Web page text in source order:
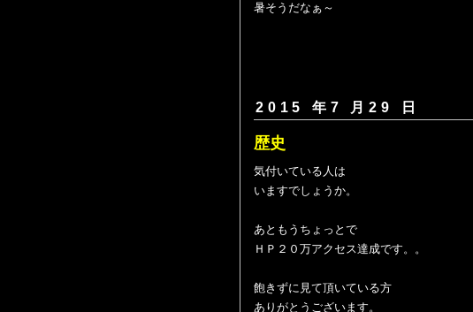
暑そうだなぁ～
2015 年7 月29 日
歴史
気付いている人は
いますでしょうか。
あともうちょっとで
ＨＰ２０万アクセス達成です。。
飽きずに見て頂いている方
ありがとうございます。